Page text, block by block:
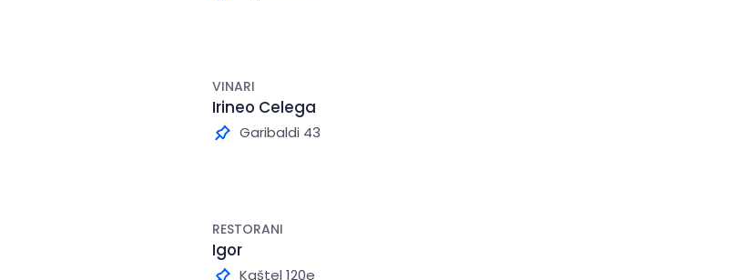
VINARI
Irineo Celega
Garibaldi 43
RESTORANI
Igor
Kaštel 120e